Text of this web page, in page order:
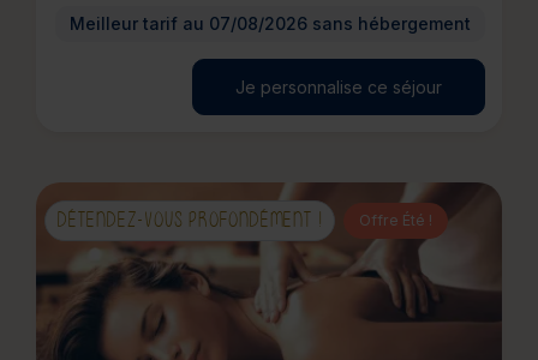
Meilleur tarif au 07/08/2026 sans hébergement
Je personnalise ce séjour
DÉTENDEZ-VOUS PROFONDÉMENT ! Offre Été !